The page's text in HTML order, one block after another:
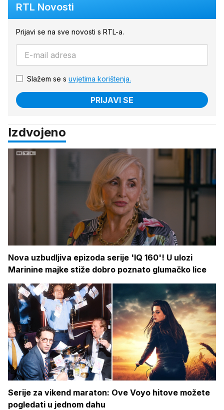
RTL Novosti
Prijavi se na sve novosti s RTL-a.
Slažem se s uvjetima korištenja.
PRIJAVI SE
Izdvojeno
Nova uzbudljiva epizoda serije 'IQ 160'! U ulozi
Marinine majke stiže dobro poznato glumačko lice
Serije za vikend maraton: Ove Voyo hitove možete
pogledati u jednom dahu